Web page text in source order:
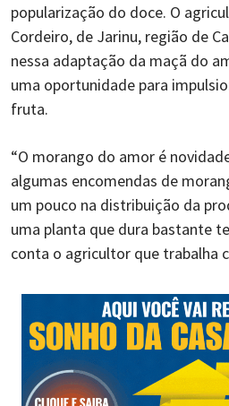
popularização do doce. O
Cordeiro, de Jarinu, região de
nessa adaptação da maçã do
uma oportunidade para
fruta.
“O morango do amor é
algumas encomendas de
um pouco na distribuição da
uma planta que dura bastante
conta o agricultor que trabalha